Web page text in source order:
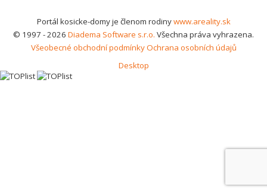
Portál kosicke-domy je členom rodinywww.areality.sk
© 1997 - 2026 Diadema Software s.r.o. Všechna práva vyhrazena.
Všeobecné obchodní podmínkyOchrana osobních údajů
Desktop